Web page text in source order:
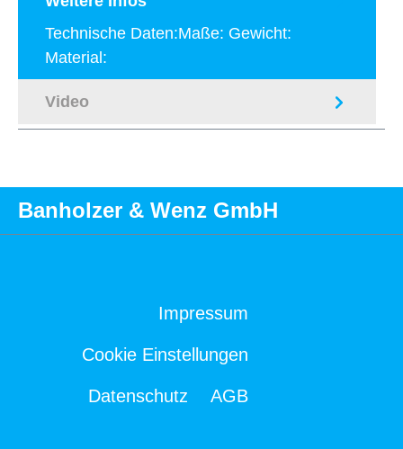
Technische Daten:Maße: Gewicht:
Material:
Video
Banholzer & Wenz GmbH
Impressum
Cookie Einstellungen
Datenschutz AGB